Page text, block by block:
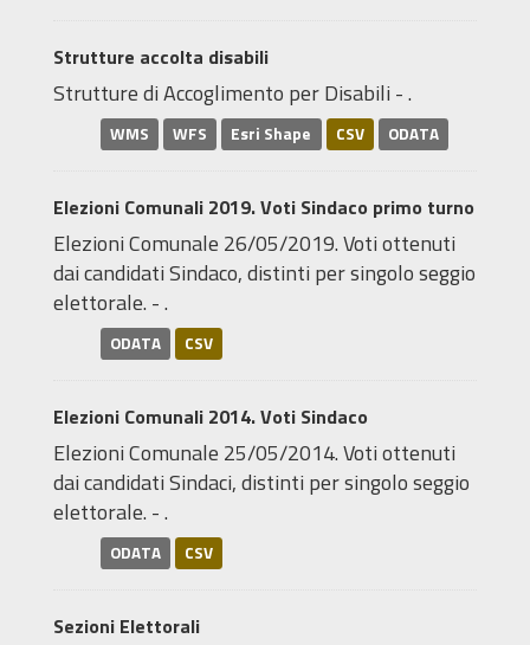
Strutture accolta disabili
Strutture di Accoglimento per Disabili - .
WMS WFS Esri Shape CSV ODATA
Elezioni Comunali 2019. Voti Sindaco primo turno
Elezioni Comunale 26/05/2019. Voti ottenuti
dai candidati Sindaco, distinti per singolo seggio
elettorale. - .
ODATA CSV
Elezioni Comunali 2014. Voti Sindaco
Elezioni Comunale 25/05/2014. Voti ottenuti
dai candidati Sindaci, distinti per singolo seggio
elettorale. - .
ODATA CSV
Sezioni Elettorali